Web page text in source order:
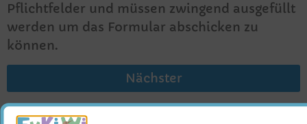
Pflichtfelder und müssen zwingend ausgefüllt
werden um das Formular abschicken zu
können.
Nächster